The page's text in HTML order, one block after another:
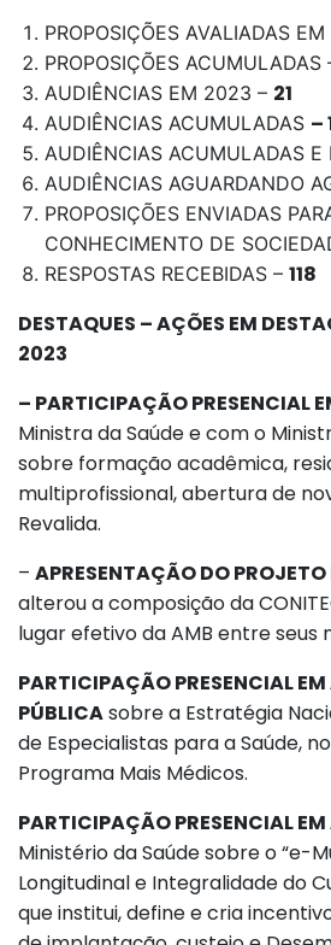
PROPOSIÇÕES AVALIADAS
PROPOSIÇÕES ACUMULADAS
AUDIÊNCIAS EM 2023 – 21
AUDIÊNCIAS ACUMULADAS –
AUDIÊNCIAS ACUMULADAS E
AUDIÊNCIAS AGUARDANDO
PROPOSIÇÕES ENVIADAS
CONHECIMENTO DE
RESPOSTAS RECEBIDAS –118
DESTAQUES – AÇÕES EM
2023
– PARTICIPAÇÃO PRESENCIAL
Ministra da Saúde e com o
sobre formação acadêmica,
multiprofissional, abertura de
Revalida.
– APRESENTAÇÃO DO PROJETO
alterou a composição da
lugar efetivo da AMB entre seus
PARTICIPAÇÃO PRESENCIAL
PÚBLICAsobre a Estratégia
de Especialistas para a Saúde,
Programa Mais Médicos.
PARTICIPAÇÃO PRESENCIAL
Ministério da Saúde sobre o “e-
Longitudinal e Integralidade do
que institui, define e cria